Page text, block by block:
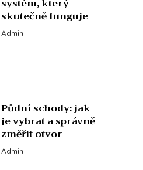
systém, který
skutečně funguje
Admin
Půdní schody: jak
je vybrat a správně
změřit otvor
Admin